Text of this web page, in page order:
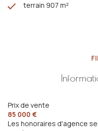
terrain 907 m²
Prix de vente
85 000 €
Les honoraires d'agence